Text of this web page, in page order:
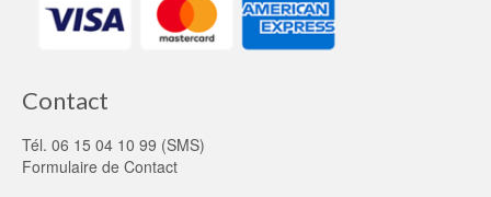
Contact
Tél. 06 15 04 10 99 (SMS)
Formulaire de Contact